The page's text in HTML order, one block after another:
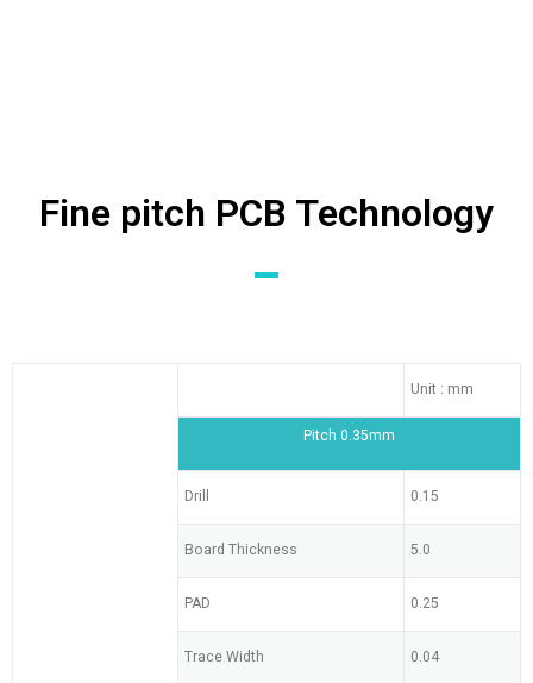
Fine pitch PCB Technology
Unit : mm
Pitch 0.35mm
Drill 0.15
Board Thickness 5.0
PAD 0.25
Trace Width 0.04